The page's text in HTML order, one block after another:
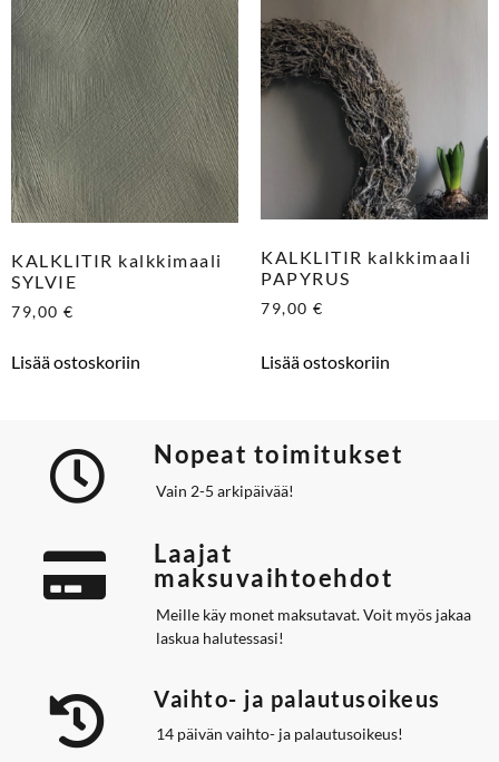
KALKLITIR kalkkimaali
SYLVIE
79,00 €
Lisää ostoskoriin
KALKLITIR kalkkimaali
PAPYRUS
79,00 €
Lisää ostoskoriin
Nopeat toimitukset
Vain 2-5 arkipäivää!
Laajat
maksuvaihtoehdot
Meille käy monet maksutavat. Voit myös jakaa
laskua halutessasi!
Vaihto- ja palautusoikeus
14 päivän vaihto- ja palautusoikeus!